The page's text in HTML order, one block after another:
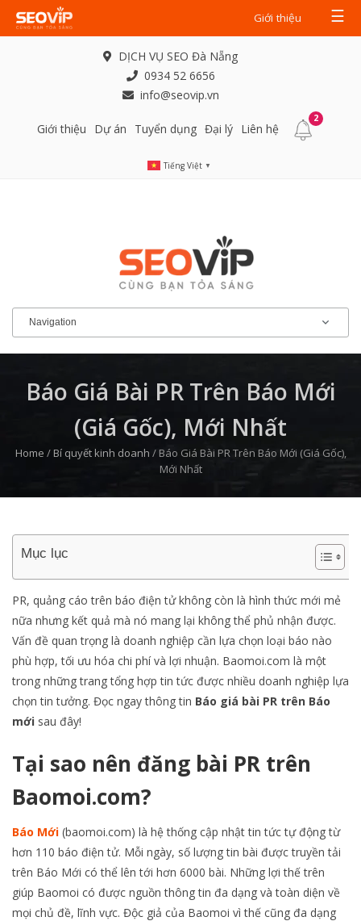
Giới thiệu ☰
DỊCH VỤ SEO Đà Nẵng
0934 52 6656
info@seovip.vn
Giới thiệu Dự án Tuyển dụng Đại lý Liên hệ
2
Tiếng Việt ▼
Báo Giá Bài PR Trên Báo Mới
(Giá Gốc), Mới Nhất
Home / Bí quyết kinh doanh /Báo Giá Bài PR Trên Báo Mới (Giá Gốc),
Mới Nhất
Mục lục
PR, quảng cáo trên báo điện tử không còn là hình thức mới mẻ
nữa nhưng kết quả mà nó mang lại không thể phủ nhận được.
Vấn đề quan trọng là doanh nghiệp cần lựa chọn loại báo nào
phù hợp, tối ưu hóa chi phí và lợi nhuận. Baomoi.com là một
trong những trang tổng hợp tin tức được nhiều doanh nghiệp lựa
chọn tin tưởng. Đọc ngay thông tin Báo giá bài PR trên Báo
mới sau đây!
Tại sao nên đăng bài PR trên
Baomoi.com?
Báo Mới (baomoi.com) là hệ thống cập nhật tin tức tự động từ
hơn 110 báo điện tử. Mỗi ngày, số lượng tin bài được truyền tải
trên Báo Mới có thể lên tới hơn 6000 bài. Những lợi thế trên
giúp Baomoi có được nguồn thông tin đa dạng và toàn diện về
mọi chủ đề, lĩnh vực. Độc giả của Baomoi vì thế cũng đa dạng